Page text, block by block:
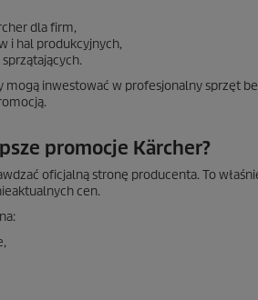
dla firm,
i hal produkcyjnych,
inwestować w profesjonalny sprzęt
promocje Kärcher?
oficjalną stronę producenta. To
cen.